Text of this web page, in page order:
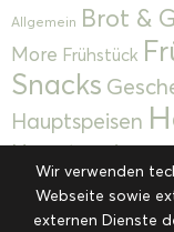
Allgemein Brot &
More Frühstück
Snacks
Hauptspeisen
Hauptspeisen
Kuchen,
Desserts Kulinarik
Wir verwenden
Webseite sowie
externen Dienste